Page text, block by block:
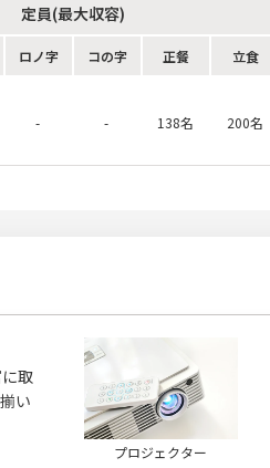
定員(最大収容)
ロノ字 コの字 正餐 立食
- - 138名 200名
取
い
プロジェクター